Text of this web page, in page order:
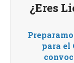
¿Eres
para el